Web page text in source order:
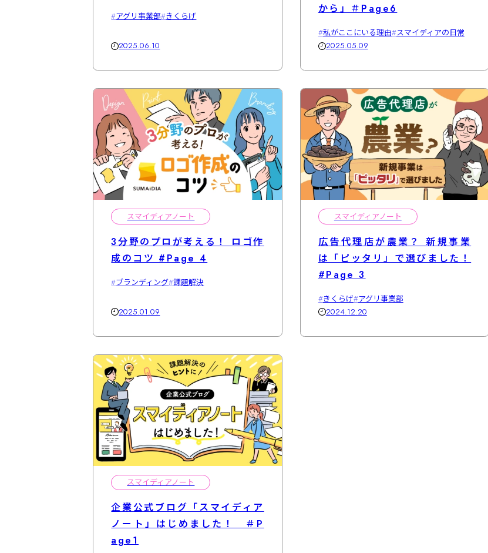
アグリ事業部 きくらげ
2025.06.10
から」＃Page6
私がここにいる理由 スマイディアの日常
2025.05.09
スマイディアノート
3分野のプロが考える！ ロゴ作
成のコツ #Page 4
ブランディング 課題解決
2025.01.09
スマイディアノート
広告代理店が農業？ 新規事業
は「ピッタリ」で選びました！
#Page 3
きくらげ アグリ事業部
2024.12.20
スマイディアノート
企業公式ブログ「スマイディア
ノート」はじめました！ ＃P
age1